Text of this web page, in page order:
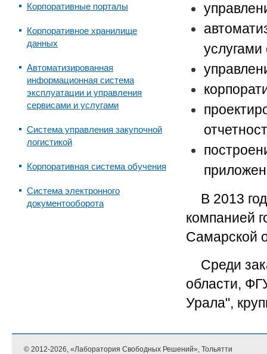
Корпоративные порталы
Корпоративное хранилище
данных
Автоматизированная
информационная система
эксплуатации и управления
сервисами и услугами
Система управления закупочной
логистикой
Корпоративная система обучения
Система электронного
документооборота
услугами
В 2013
компанией
Самарской
Среди
области,
Урала",
© 2012-2026, «Лаборатория Свободных Решений», Тольятти